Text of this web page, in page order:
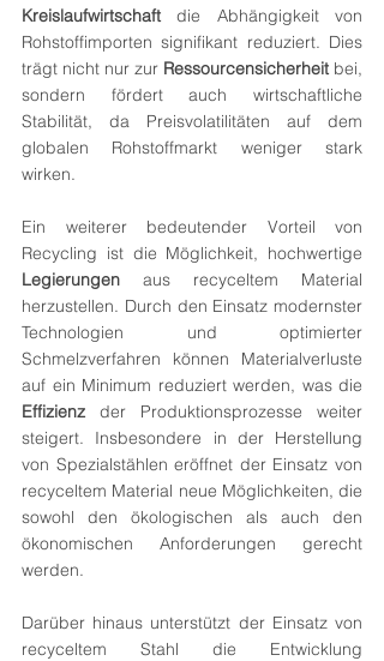
Kreislaufwirtschaft die Abhängigkeit von
Rohstoffimporten signifikant reduziert. Dies
trägt nicht nur zur Ressourcensicherheit bei,
sondern fördert auch wirtschaftliche
Stabilität, da Preisvolatilitäten auf dem
globalen Rohstoffmarkt weniger stark
wirken.
Ein weiterer bedeutender Vorteil von
Legierungen aus recyceltem Material
herzustellen. Durch den Einsatz modernster
Technologien und optimierter
Schmelzverfahren können Materialverluste
Effizienz der Produktionsprozesse weiter
steigert. Insbesondere in der Herstellung
von Spezialstählen eröffnet der Einsatz von
recyceltem Material neue Möglichkeiten, die
sowohl den ökologischen als auch den
ökonomischen Anforderungen gerecht
werden.
Darüber hinaus unterstützt der Einsatz von
recyceltem Stahl die Entwicklung